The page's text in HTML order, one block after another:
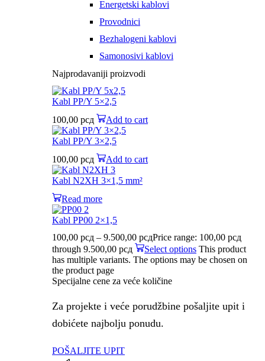
Energetski kablovi
Provodnici
Bezhalogeni kablovi
Samonosivi kablovi
Najprodavaniji proizvodi
Kabl PP/Y 5×2,5
100,00 рсд Add to cart
Kabl PP/Y 3×2,5
100,00 рсд Add to cart
Kabl N2XH 3×1,5 mm²
Read more
Kabl PP00 2×1,5
100,00 рсд – 9.500,00 рсдPrice range: 100,00 рсд
through 9.500,00 рсд
Select options This product
has multiple variants. The options may be chosen on
the product page
Specijalne cene za veće količine
Za projekte i veće porudžbine pošaljite upit i
dobićete najbolju ponudu.
POŠALJITE UPIT